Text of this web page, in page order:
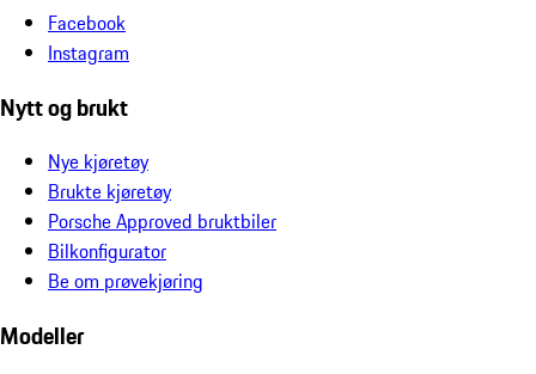
Facebook
Instagram
Nytt og brukt
Nye kjøretøy
Brukte kjøretøy
Porsche Approved bruktbiler
Bilkonfigurator
Be om prøvekjøring
Modeller